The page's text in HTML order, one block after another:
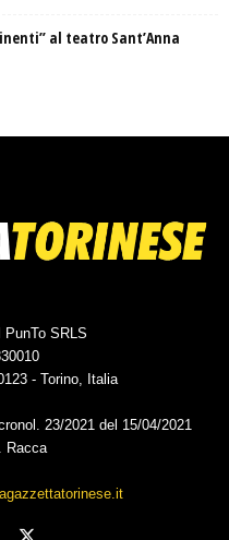
al teatro Sant’Anna
SRLS
- Torino, Italia
23/2021 del 15/04/2021
Racca